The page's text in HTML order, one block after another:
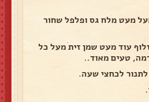
מעט מלח גס ופלפל שחור
עוד מעט שמן זית מעל כל
טעים מאוד..
לכחצי שעה.